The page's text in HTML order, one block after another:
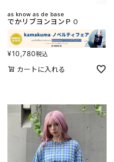
as know as de base
でかリブヨンヨンＰＯ
¥10,780税込
カートに入れる